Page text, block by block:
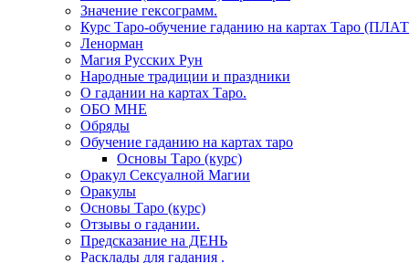
Значение гексограмм.
Курс Таро-обучение гаданию на картах Таро
Ленорман
Магия Русских Рун
Народные традиции и праздники
О гадании на картах Таро.
ОБО МНЕ
Обряды
Обучение гаданию на картах таро
Основы Таро (курс)
Оракул Сексуалной Магии
Оракулы
Основы Таро (курс)
Отзывы о гадании.
Предсказание на ДЕНЬ
Расклады для гадания .